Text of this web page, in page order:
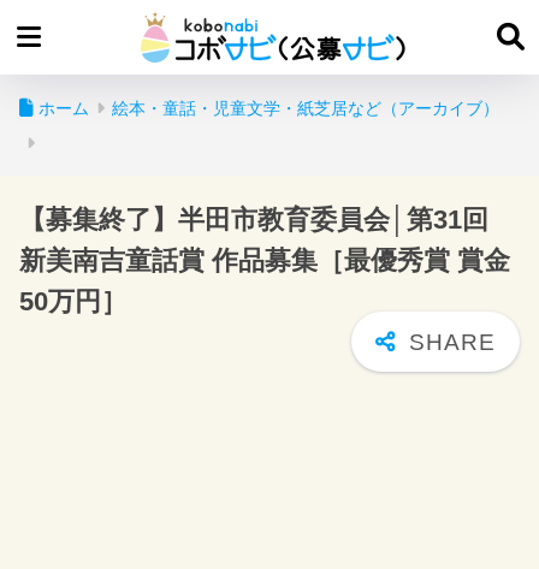
ホーム 絵本・童話・児童文学・紙芝居など（アーカイブ）
【募集終了】半田市教育委員会│第31回
新美南吉童話賞 作品募集［最優秀賞 賞金
50万円］